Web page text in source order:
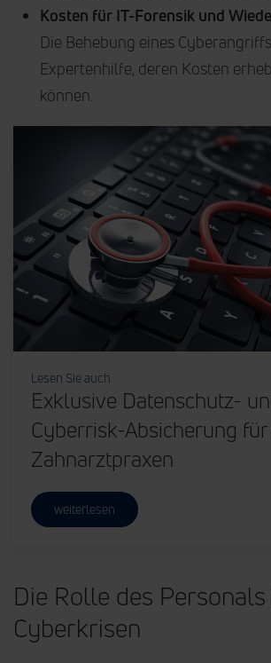
Kosten für IT-Forensik und
Die Behebung eines
Expertenhilfe, deren Kosten
können.
Lesen Sie auch
Exklusive Datenschutz-
Cyberrisk-Absicherung
Zahnarztpraxen
weiterlesen
Die Rolle des
Cyberkrisen